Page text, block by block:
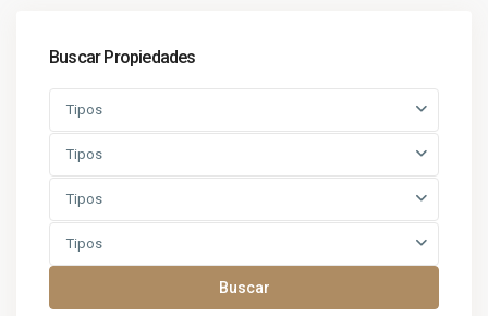
Buscar Propiedades
Tipos
Tipos
Tipos
Tipos
Buscar